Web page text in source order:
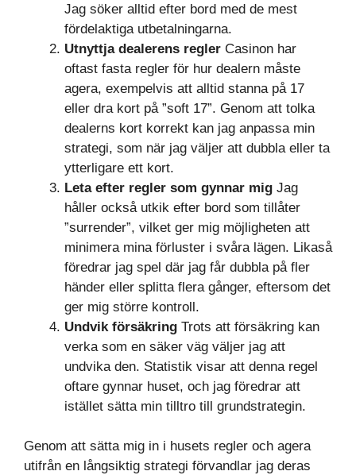
Jag söker alltid efter bord med de mest
fördelaktiga utbetalningarna.
Utnyttja dealerens regler Casinon har
oftast fasta regler för hur dealern måste
agera, exempelvis att alltid stanna på 17
eller dra kort på ”soft 17”. Genom att tolka
dealerns kort korrekt kan jag anpassa min
strategi, som när jag väljer att dubbla eller ta
ytterligare ett kort.
Leta efter regler som gynnar mig Jag
håller också utkik efter bord som tillåter
”surrender”, vilket ger mig möjligheten att
minimera mina förluster i svåra lägen. Likaså
föredrar jag spel där jag får dubbla på fler
händer eller splitta flera gånger, eftersom det
ger mig större kontroll.
Undvik försäkring Trots att försäkring kan
verka som en säker väg väljer jag att
undvika den. Statistik visar att denna regel
oftare gynnar huset, och jag föredrar att
istället sätta min tilltro till grundstrategin.
Genom att sätta mig in i husets regler och agera
utifrån en långsiktig strategi förvandlar jag deras